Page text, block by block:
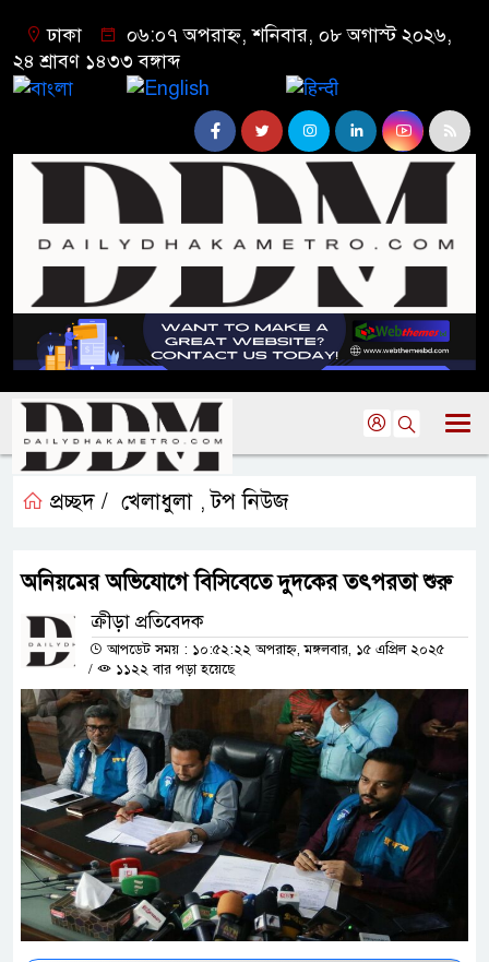
ঢাকা
০৬:০৭ অপরাহ্ন, শনিবার, ০৮ অগাস্ট ২০২৬,
২৪ শ্রাবণ ১৪৩৩ বঙ্গাব্দ
প্রচ্ছদ / খেলাধুলা ,টপ নিউজ
অনিয়মের অভিযোগে বিসিবেতে দুদকের তৎপরতা শুরু
ক্রীড়া প্রতিবেদক
আপডেট সময় : ১০:৫২:২২ অপরাহ্ন, মঙ্গলবার, ১৫ এপ্রিল ২০২৫
/
১১২২ বার পড়া হয়েছে